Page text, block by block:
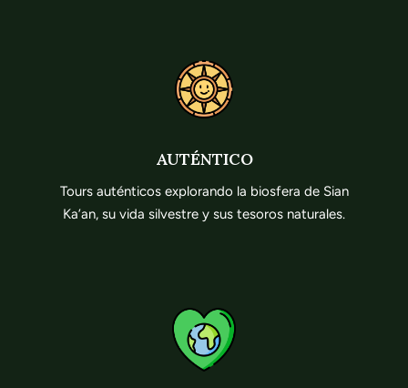
AUTÉNTICO
Tours auténticos explorando la biosfera de Sian
Ka’an, su vida silvestre y sus tesoros naturales.